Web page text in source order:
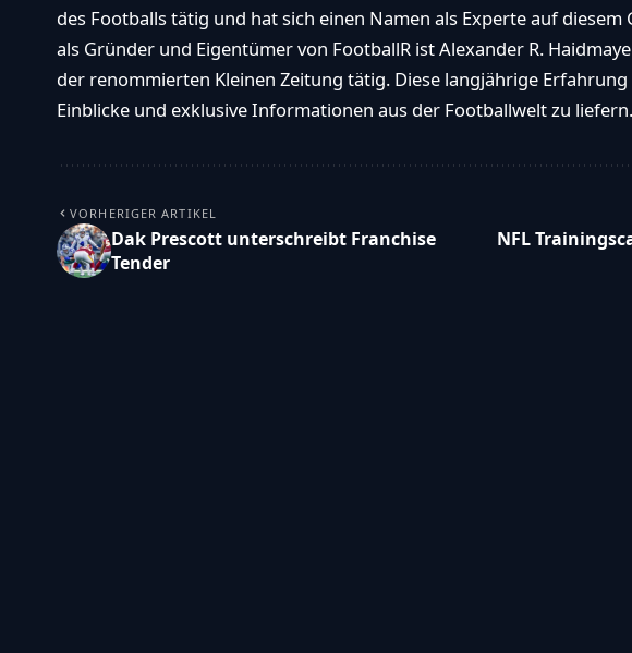
des Footballs tätig und hat sich einen Namen als Experte auf diesem
als Gründer und Eigentümer von FootballR ist Alexander R.
der renommierten Kleinen Zeitung tätig. Diese langjährige
Einblicke und exklusive Informationen aus der Footballwelt zu liefern.
VORHERIGER ARTIKEL
Dak Prescott unterschreibt Franchise
Tender
NFL